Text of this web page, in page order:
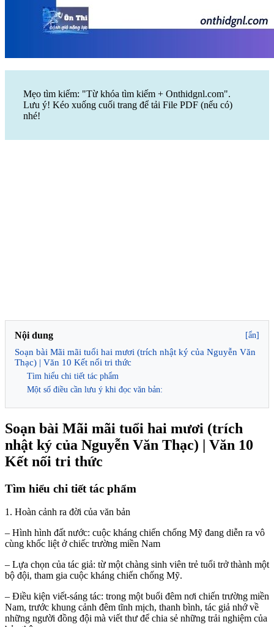
Mẹo tìm kiếm: "Từ khóa tìm kiếm + Onthidgnl.com".
Lưu ý! Kéo xuống cuối trang để tải File PDF (nếu có)
nhé!
Nội dung [ẩn]
Soạn bài Mãi mãi tuổi hai mươi (trích nhật ký của Nguyễn Văn
Thạc) | Văn 10 Kết nối tri thức
Tìm hiểu chi tiết tác phẩm
Một số điều cần lưu ý khi đọc văn bản:
Soạn bài Mãi mãi tuổi hai mươi (trích
nhật ký của Nguyễn Văn Thạc) | Văn 10
Kết nối tri thức
Tìm hiểu chi tiết tác phẩm
1. Hoàn cảnh ra đời của văn bản
– Hình hình đất nước: cuộc kháng chiến chống Mỹ đang diễn ra vô
cùng khốc liệt ở chiếc trường miền Nam
– Lựa chọn của tác giả: từ một chàng sinh viên trẻ tuổi trở thành một
bộ đội, tham gia cuộc kháng chiến chống Mỹ.
– Điều kiện viết-sáng tác: trong một buổi đêm nơi chiến trường miền
Nam, trước khung cảnh đêm tĩnh mịch, thanh bình, tác giả nhớ về
những người đồng đội mà viết thư để chia sẻ những trải nghiệm của